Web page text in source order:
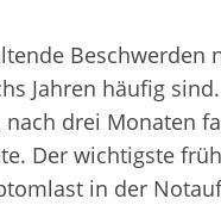
Jahren häufig
drei Monaten
Der wichtigste
in der